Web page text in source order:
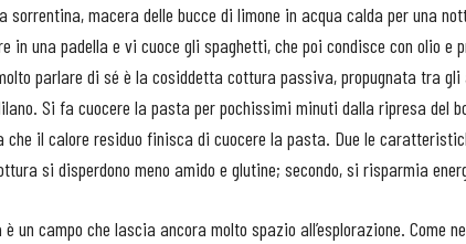
macera delle bucce di limone in acqua calda per una
in una padella e vi cuoce gli spaghetti, che poi condisce con olio e
parlare di sé è la cosiddetta cottura passiva, propugnata tra
Si fa cuocere la pasta per pochissimi minuti dalla ripresa del
il calore residuo finisca di cuocere la pasta. Due le
si disperdono meno amido e glutine; secondo, si risparmia
un campo che lascia ancora molto spazio all’esplorazione. Come